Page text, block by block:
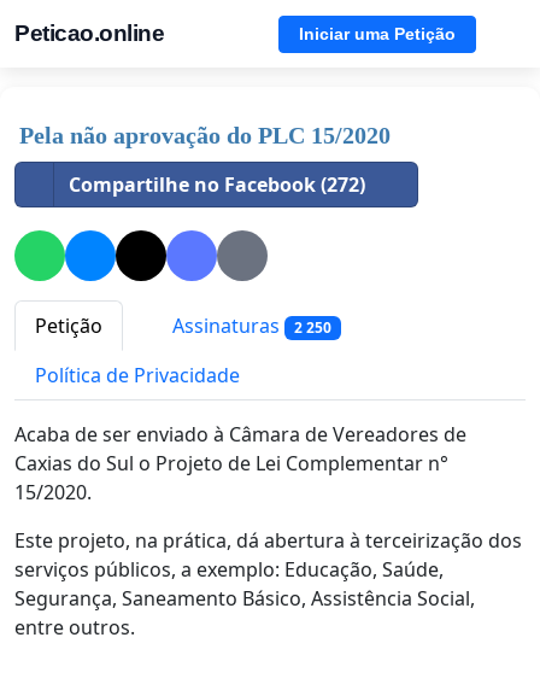
Peticao.online Iniciar uma Petição
Pela não aprovação do PLC 15/2020
Compartilhe no Facebook (272)
Petição Assinaturas 2 250
Política de Privacidade
Acaba de ser enviado à Câmara de Vereadores de
Caxias do Sul o Projeto de Lei Complementar n°
15/2020.
Este projeto, na prática, dá abertura à terceirização dos
serviços públicos, a exemplo: Educação, Saúde,
Segurança, Saneamento Básico, Assistência Social,
entre outros.